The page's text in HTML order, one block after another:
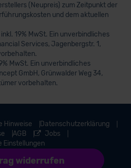
(Neupreis) zum Zeitpunkt der
und dem aktuellen
19% MwSt. Ein unverbindliches
Services, Jagenbergstr. 1,
MwSt. Ein unverbindliches
GmbH, Grünwalder Weg 34,
vorbehalten.
Hinweise
Datenschutzerklärung
AGB
Jobs
widerrufen
Einstellungen